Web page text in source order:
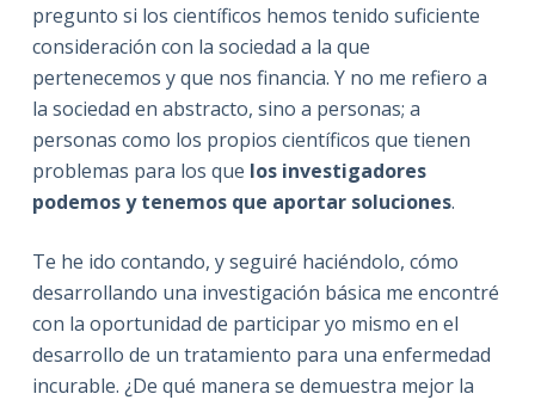
pregunto si los científicos hemos tenido suficiente
consideración con la sociedad a la que
pertenecemos y que nos financia. Y no me refiero a
la sociedad en abstracto, sino a personas; a
personas como los propios científicos que tienen
problemas para los que los investigadores
podemos y tenemos que aportar soluciones.
Te he ido contando, y seguiré haciéndolo, cómo
desarrollando una investigación básica me encontré
con la oportunidad de participar yo mismo en el
desarrollo de un tratamiento para una enfermedad
incurable. ¿De qué manera se demuestra mejor la